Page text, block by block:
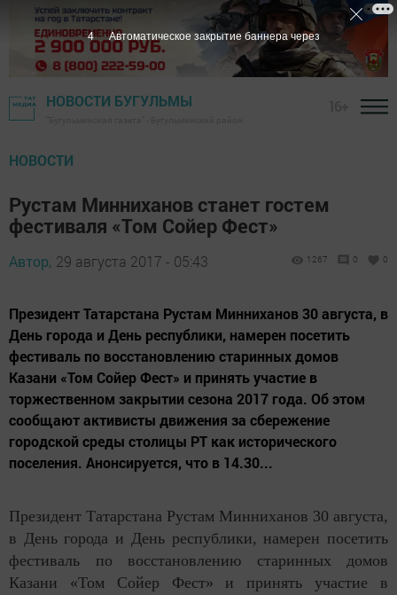
НОВОСТИ БУГУЛЬМЫ
НОВОСТИ
Рустам Минниханов станет гостем
фестиваля «Том Сойер Фест»
Автор, 29 августа 2017 - 05:43 1267 0 0
Президент Татарстана Рустам Минниханов 30 августа, в
День города и День республики, намерен посетить
фестиваль по восстановлению старинных домов
Казани «Том Сойер Фест» и принять участие в
торжественном закрытии сезона 2017 года. Об этом
сообщают активисты движения за сбережение
городской среды столицы РТ как исторического
поселения. Анонсируется, что в 14.30...
Президент Татарстана Рустам Минниханов 30 августа,
в День города и День республики, намерен посетить
фестиваль по восстановлению старинных домов
Казани «Том Сойер Фест» и принять участие в
3 Автоматическое закрытие баннера через